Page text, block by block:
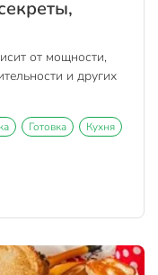
от мощности,
и других
Готовка
Кухня